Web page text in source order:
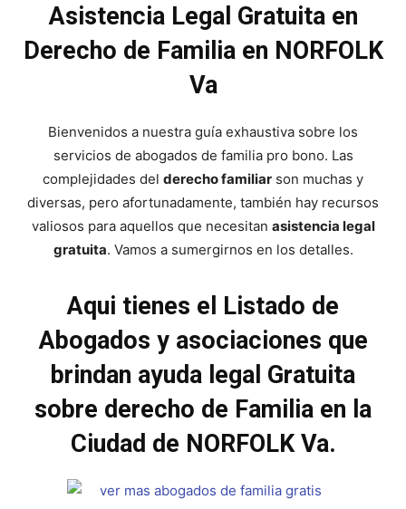
Asistencia Legal Gratuita en
Derecho de Familia en NORFOLK
Va
Bienvenidos a nuestra guía exhaustiva sobre los
servicios de abogados de familia pro bono. Las
complejidades del derecho familiar son muchas y
diversas, pero afortunadamente, también hay recursos
valiosos para aquellos que necesitan asistencia legal
gratuita. Vamos a sumergirnos en los detalles.
Aqui tienes el Listado de
Abogados y asociaciones que
brindan ayuda legal Gratuita
sobre derecho de Familia en la
Ciudad de NORFOLK Va.